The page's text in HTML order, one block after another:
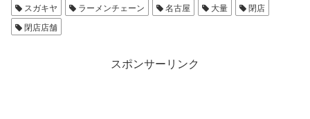
スガキヤ ラーメンチェーン 名古屋 大量
閉店
閉店店舗
スポンサーリンク